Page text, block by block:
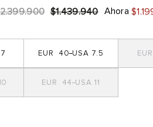
2.399.900 $1.439.940 Ahora $1.
7 7.5
40
11
44